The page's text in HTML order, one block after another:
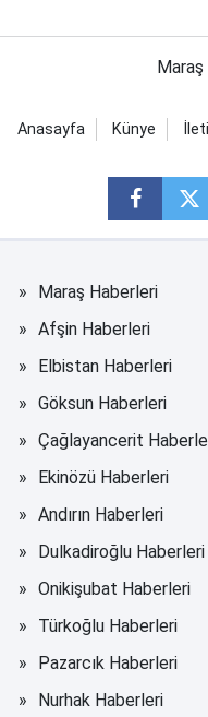
Anasayfa Künye
Maraş Haberleri
Afşin Haberleri
Elbistan Haberleri
Göksun Haberleri
Çağlayancerit
Ekinözü Haberleri
Andırın Haberleri
Dulkadiroğlu Haberleri
Onikişubat Haberleri
Türkoğlu Haberleri
Pazarcık Haberleri
Nurhak Haberleri